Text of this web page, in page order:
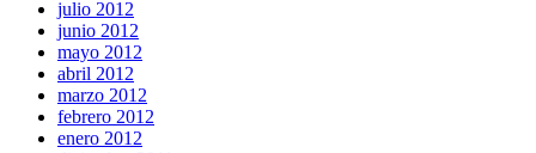
julio 2012
junio 2012
mayo 2012
abril 2012
marzo 2012
febrero 2012
enero 2012